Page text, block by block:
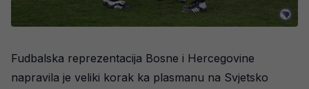
Fudbalska reprezentacija Bosne i Hercegovine
napravila je veliki korak ka plasmanu na Svjetsko